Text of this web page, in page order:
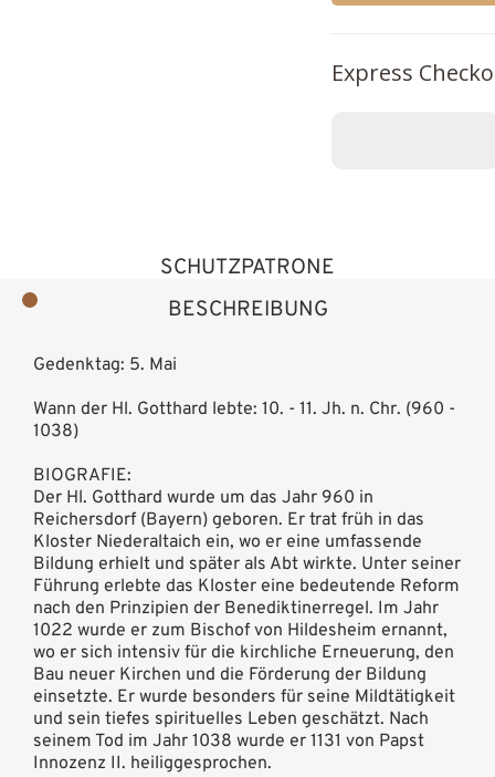
Express
BESCHREIBUNG
SCHUTZPATRONE
Gedenktag: 5. Mai
Wann der Hl. Gotthard lebte: 10. - 11. Jh. n. Chr. (960 -
1038)
BIOGRAFIE:
Der Hl. Gotthard wurde um das Jahr 960 in
Reichersdorf (Bayern) geboren. Er trat früh in das
Kloster Niederaltaich ein, wo er eine umfassende
Bildung erhielt und später als Abt wirkte. Unter seiner
Führung erlebte das Kloster eine bedeutende Reform
nach den Prinzipien der Benediktinerregel. Im Jahr
1022 wurde er zum Bischof von Hildesheim ernannt,
wo er sich intensiv für die kirchliche Erneuerung, den
Bau neuer Kirchen und die Förderung der Bildung
einsetzte. Er wurde besonders für seine Mildtätigkeit
und sein tiefes spirituelles Leben geschätzt. Nach
seinem Tod im Jahr 1038 wurde er 1131 von Papst
Innozenz II. heiliggesprochen.